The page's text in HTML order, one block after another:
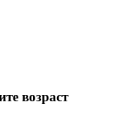
возраст